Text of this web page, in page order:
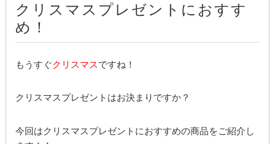
クリスマスプレゼントにおすす
め！
もうすぐクリスマスですね！
クリスマスプレゼントはお決まりですか？
今回はクリスマスプレゼントにおすすめの商品をご紹介し